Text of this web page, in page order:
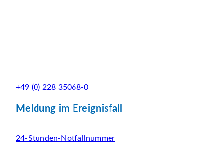
+49 (0) 228 35068-0
Meldung im Ereignisfall
24-Stunden-Notfallnummer